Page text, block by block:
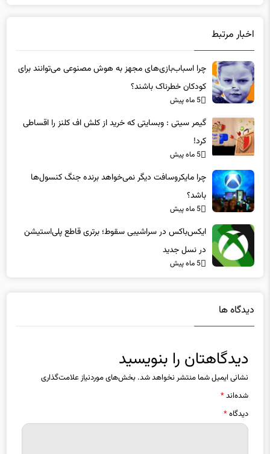
چرا اسباب‌بازی‌های مجهز به هوش مصنوعی می‌توانند برای
کودکان خطرناک باشند؟
5 ماه پیش
گیمر سیتی : وبسایتی که خرید از کلش اف کلنز را اقساطی
کرد!
5 ماه پیش
چرا مایکروسافت دیگر نمی‌خواهد برنده جنگ کنسول‌ها
باشد؟
5 ماه پیش
ایکس‌باکس در سراشیبی سقوط؛ برتری قاطع پلی‌استیشن
در نسل جدید
نشانی ایمیل شما منتشر نخواهد شد.بخش‌های موردنیاز علامت‌گذاری
شده‌اند*
دیدگاه*